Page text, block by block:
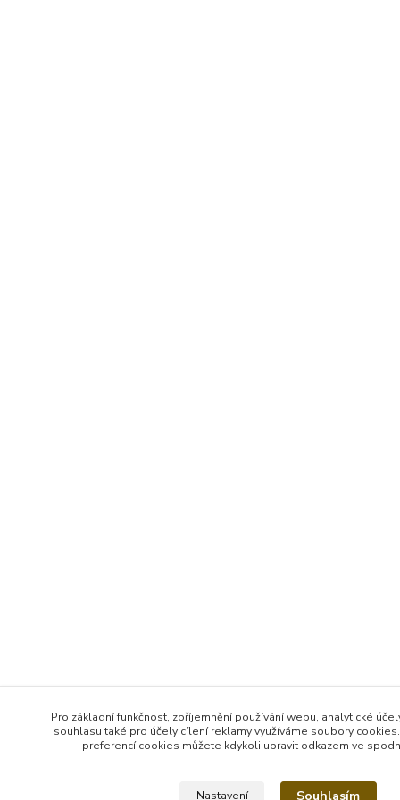
Pro základní funkčnost, zpříjemnění používání webu, analytické
souhlasu také pro účely cílení reklamy využíváme soubory
preferencí cookies můžete kdykoli upravit odkazem ve
Nastavení Souhlasím